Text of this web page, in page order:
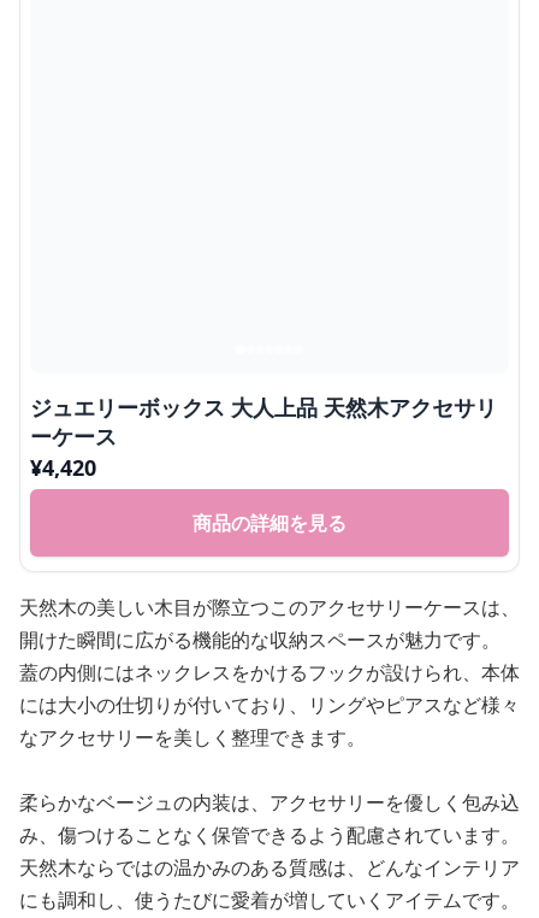
ジュエリーボックス 大人上品 天然木アクセサリ
ーケース
¥4,420
商品の詳細を見る
天然木の美しい木目が際立つこのアクセサリーケースは、
開けた瞬間に広がる機能的な収納スペースが魅力です。
蓋の内側にはネックレスをかけるフックが設けられ、本体
には大小の仕切りが付いており、リングやピアスなど様々
なアクセサリーを美しく整理できます。
柔らかなベージュの内装は、アクセサリーを優しく包み込
み、傷つけることなく保管できるよう配慮されています。
天然木ならではの温かみのある質感は、どんなインテリア
にも調和し、使うたびに愛着が増していくアイテムです。